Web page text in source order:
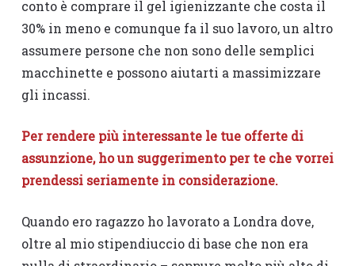
conto è comprare il gel igienizzante che costa il
30% in meno e comunque fa il suo lavoro, un altro
assumere persone che non sono delle semplici
macchinette e possono aiutarti a massimizzare
gli incassi.
Per rendere più interessante le tue offerte di
assunzione, ho un suggerimento per te che vorrei
prendessi seriamente in considerazione.
Quando ero ragazzo ho lavorato a Londra dove,
oltre al mio stipendiuccio di base che non era